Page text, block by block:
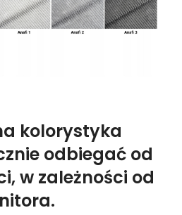
kolorystyka
odbiegać od
w zależności od